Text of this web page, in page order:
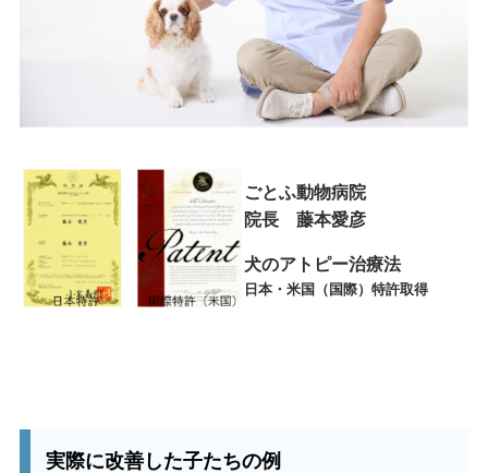
ごとふ動物病院
院長 藤本愛彦
犬のアトピー治療法
日本・米国（国際）特許取得
実際に改善した子たちの例